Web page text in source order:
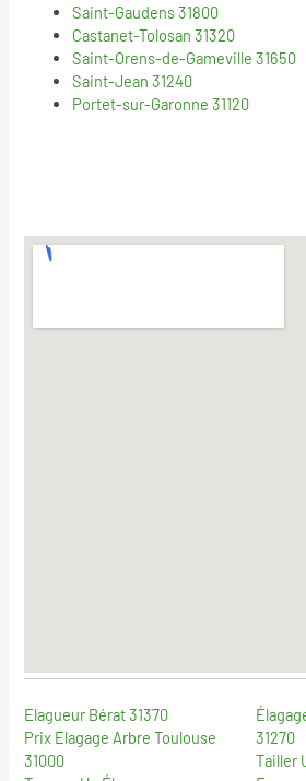
Saint-Gaudens 31800
Castanet-Tolosan 31320
Saint-Orens-de-Gameville 31650
Saint-Jean 31240
Portet-sur-Garonne 31120
Elagueur Bérat 31370
Prix Elagage Arbre Toulouse
31000
31270
Tailler